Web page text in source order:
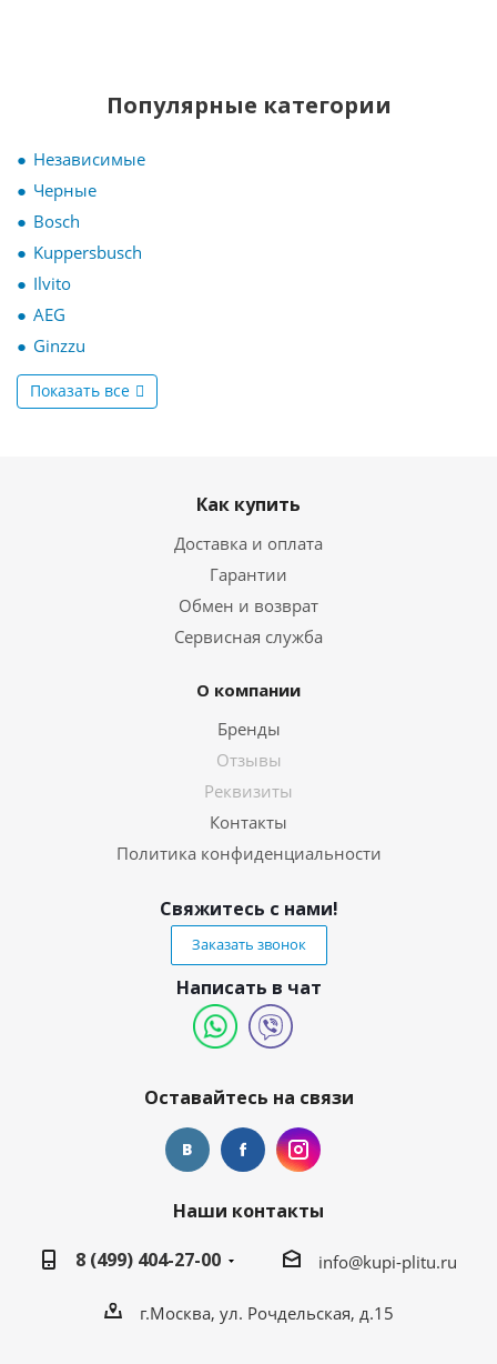
Популярные категории
Независимые
Черные
Bosch
Kuppersbusch
Ilvito
AEG
Ginzzu
Показать все
Как купить
Доставка и оплата
Гарантии
Обмен и возврат
Сервисная служба
О компании
Бренды
Отзывы
Реквизиты
Контакты
Политика конфиденциальности
Свяжитесь с нами!
Заказать звонок
Написать в чат
Оставайтесь на связи
Наши контакты
8 (499) 404-27-00
info@kupi-plitu.ru
г.Москва, ул. Рочдельская, д.15